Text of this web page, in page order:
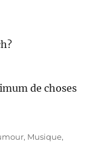
de choses
, Musique,